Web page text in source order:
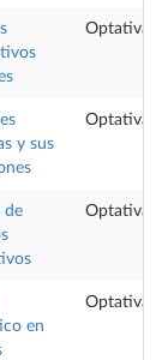
Optativa
y sus
Optativa
de
Optativa
en
Optativa